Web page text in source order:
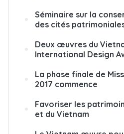
Séminaire sur la
des cités
Deux œuvres du
International Design
La phase finale de
2017 commence
Favoriser les
et du Vietnam